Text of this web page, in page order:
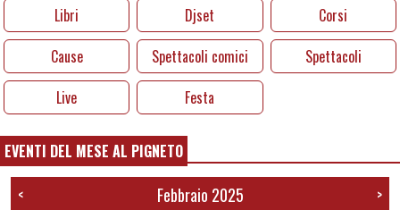
Libri Djset
Corsi
Cause
Spettacoli comici
Spettacoli
Live
Festa
EVENTI DEL MESE AL PIGNETO
< Febbraio 2025 >